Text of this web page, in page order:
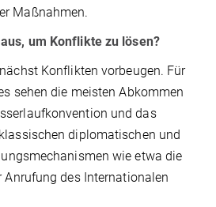
Maßnahmen.
um Konflikte zu lösen?
Konflikten vorbeugen. Für
sehen die meisten Abkommen
und das
diplomatischen und
wie etwa die
des Internationalen